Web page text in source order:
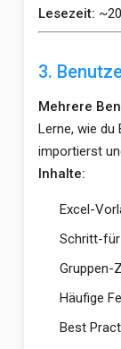
Lesezeit:
3.
Mehrere
Lerne, wie du
importierst
Inhalte:
Excel-
Schritt-
Gruppen-
Häufige
Best